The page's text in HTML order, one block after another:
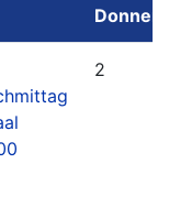
2